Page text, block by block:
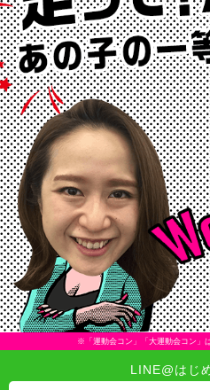
※「運動会コン」「大運動会コン」
LINE@はじ